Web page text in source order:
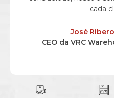
cada
José Ribero
CEO da VRC